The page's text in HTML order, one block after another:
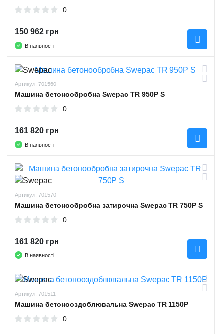
0
150 962 грн
В наявності
Артикул: 701560
Машина бетонообробна Swepac TR 950P S
0
161 820 грн
В наявності
Артикул: 701570
Машина бетонообробна затирочна Swepac TR 750P S
0
161 820 грн
В наявності
Артикул: 701511
Машина бетонооздоблювальна Swepac TR 1150P
0